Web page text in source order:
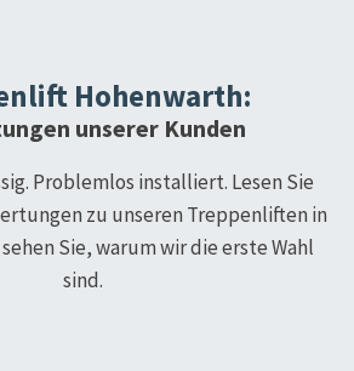
Hohenwarth:
unserer Kunden
Problemlos installiert. Lesen Sie
zu unseren Treppenliften in
Sie, warum wir die erste Wahl
sind.